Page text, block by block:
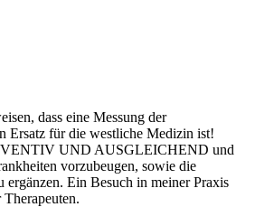
dass eine Messung der
Ersatz für die westliche Medizin ist!
UND AUSGLEICHEND und
vorzubeugen, sowie die
ergänzen. Ein Besuch in meiner Praxis